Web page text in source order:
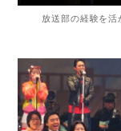
放送部の経験を